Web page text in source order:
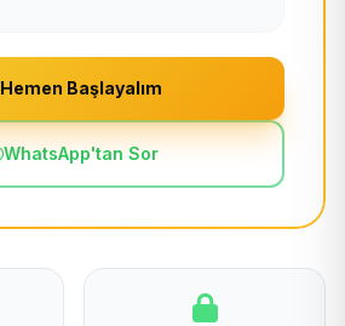
Hemen Başlayalım
WhatsApp'tan Sor